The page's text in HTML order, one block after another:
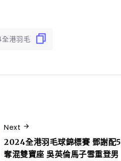
Next
2024全港羽毛球錦標賽 鄧謝配5
奪混雙寶座 吳英倫馬子雪重登男